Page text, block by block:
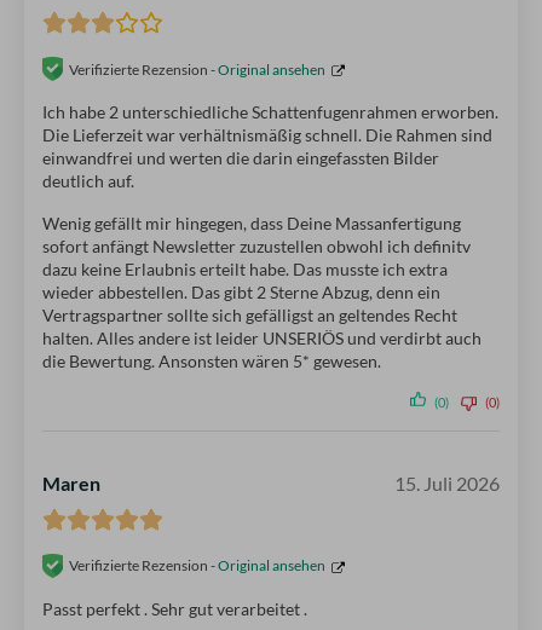
Verifizierte Rezension -Original ansehen
Ich habe 2 unterschiedliche Schattenfugenrahmen erworben.
Die Lieferzeit war verhältnismäßig schnell. Die Rahmen sind
einwandfrei und werten die darin eingefassten Bilder
deutlich auf.
Wenig gefällt mir hingegen, dass Deine Massanfertigung
sofort anfängt Newsletter zuzustellen obwohl ich definitv
dazu keine Erlaubnis erteilt habe. Das musste ich extra
wieder abbestellen. Das gibt 2 Sterne Abzug, denn ein
Vertragspartner sollte sich gefälligst an geltendes Recht
halten. Alles andere ist leider UNSERIÖS und verdirbt auch
die Bewertung. Ansonsten wären 5* gewesen.
(0) (0)
Maren 15. Juli 2026
Verifizierte Rezension -Original ansehen
Passt perfekt . Sehr gut verarbeitet .